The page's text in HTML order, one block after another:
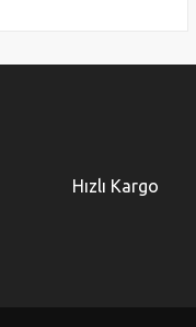
Hızlı Kargo